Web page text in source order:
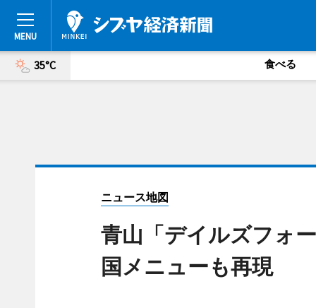
35°C 食べる
ニュース地図
青山「デイルズフォ
国メニューも再現